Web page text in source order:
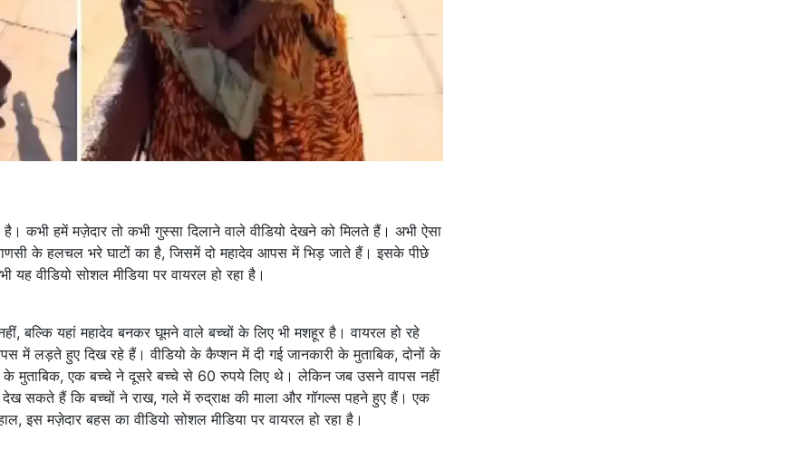
कभी हमें मज़ेदार तो कभी गुस्सा दिलाने वाले वीडियो देखने को मिलते हैं। अभी ऐसा
के हलचल भरे घाटों का है, जिसमें दो महादेव आपस में भिड़ जाते हैं। इसके पीछे
वीडियो सोशल मीडिया पर वायरल हो रहा है।
बल्कि यहां महादेव बनकर घूमने वाले बच्चों के लिए भी मशहूर है। वायरल हो रहे
में लड़ते हुए दिख रहे हैं। वीडियो के कैप्शन में दी गई जानकारी के मुताबिक, दोनों के
के मुताबिक, एक बच्चे ने दूसरे बच्चे से 60 रुपये लिए थे। लेकिन जब उसने वापस नहीं
सकते हैं कि बच्चों ने राख, गले में रुद्राक्ष की माला और गॉगल्स पहने हुए हैं। एक
इस मज़ेदार बहस का वीडियो सोशल मीडिया पर वायरल हो रहा है।